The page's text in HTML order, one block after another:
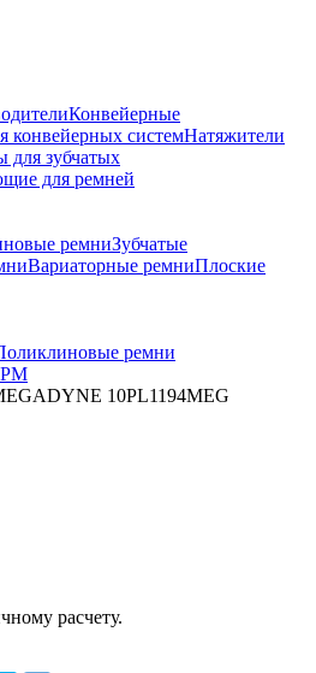
Конвейерные
конвейерных системНатяжители
зубчатых
для ремней
ремниЗубчатые
Вариаторные ремниПлоские
ремни
10PL1194MEG
расчету.